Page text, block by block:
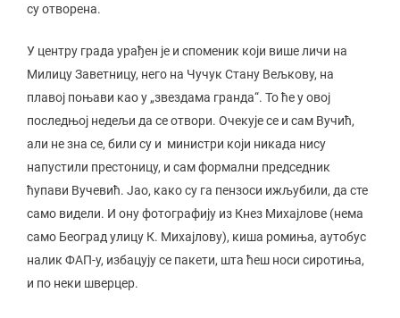
су отворена.
У центру града урађен је и споменик који више личи на
Милицу Заветницу, него на Чучук Стану Вељкову, на
плавој поњави као у „звездама гранда“. То ће у овој
последњој недељи да се отвори. Очекује се и сам Вучић,
али не зна се, били су и министри који никада нису
напустили престоницу, и сам формални председник
ћупави Вучевић. Јао, како су га пензоси ижљубили, да сте
само видели. И ону фотографију из Кнез Михајлове (нема
само Београд улицу К. Михајлову), киша ромиња, аутобус
налик ФАП-у, избацују се пакети, шта ћеш носи сиротиња,
и по неки шверцер.